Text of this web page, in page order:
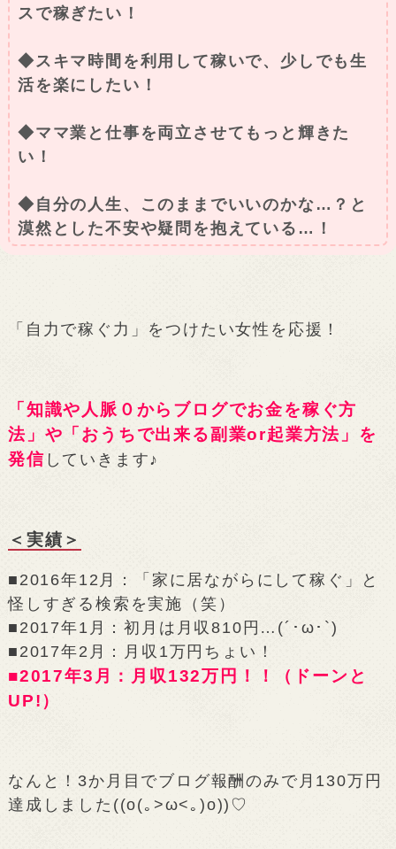
スで稼ぎたい！
◆スキマ時間を利用して稼いで、少しでも生
活を楽にしたい！
◆ママ業と仕事を両立させてもっと輝きた
い！
◆自分の人生、このままでいいのかな…？と
漠然とした不安や疑問を抱えている…！
「自力で稼ぐ力」をつけたい女性を応援！
「知識や人脈０からブログでお金を稼ぐ方
法」や「おうちで出来る副業or起業方法」を
発信 していきます♪
＜実績＞
■2016年12月：「家に居ながらにして稼ぐ」と
怪しすぎる検索を実施（笑）
■2017年1月：初月は月収810円…(´･ω･`)
■2017年2月：月収1万円ちょい！
■2017年3月：月収132万円！！（ドーンと
UP!）
なんと！3か月目でブログ報酬のみで月130万円
達成しました((o(｡>ω<｡)o))♡